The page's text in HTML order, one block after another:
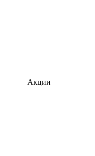
Акции